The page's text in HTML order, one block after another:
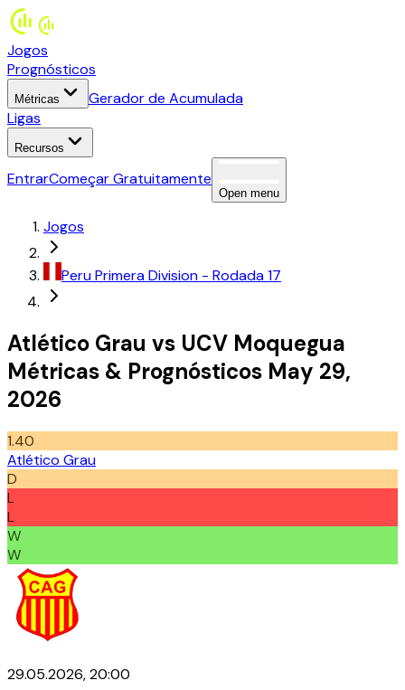
Jogos
Prognósticos
Métricas
Gerador de Acumulada
Ligas
Recursos
EntrarComeçar Gratuitamente
Open menu
Jogos
PeruPrimera Division - Rodada 17
Atlético Grau vs UCV Moquegua
Métricas & Prognósticos May 29,
2026
1.40
Atlético Grau
D
L
L
W
W
29.05.2026, 20:00